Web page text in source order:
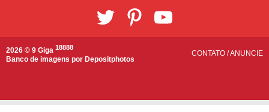
2026 © 9 Giga 18888
Banco de imagens por Depositphotos
CONTATO /ANUNCIE